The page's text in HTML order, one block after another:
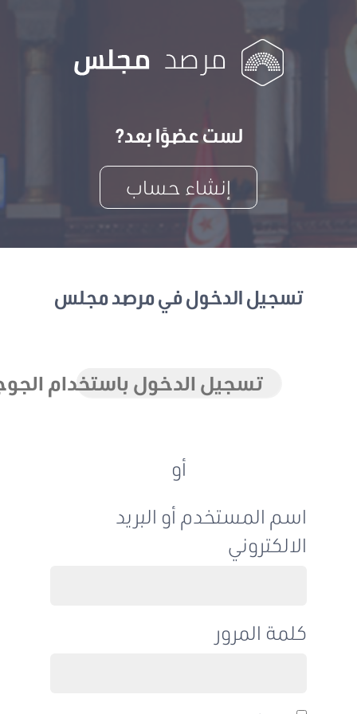
لست عضوًا بعد?
إنشاء حساب
تسجيل الدخول في مرصد مجلس
تسجيل الدخول باستخدام الجوجل
اسم المستخدم أو البريد
الالكتروني
كلمة المرور